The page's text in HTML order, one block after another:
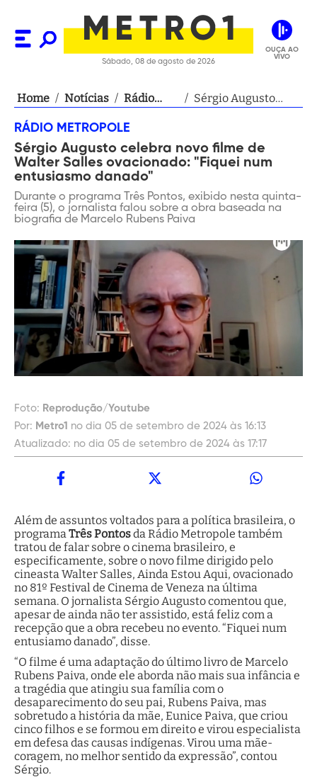
Sábado, 08 de agosto de 2026
OUÇA AO
VIVO
Home / Notícias / Rádio
/ Sérgio Augusto
ovacionado: "Fiquei
num entusiasmo
RÁDIO METROPOLE
Sérgio Augusto celebra novo filme de
Walter Salles ovacionado: "Fiquei num
entusiasmo danado"
Durante o programa Três Pontos, exibido nesta quinta-
feira (5), o jornalista falou sobre a obra baseada na
biografia de Marcelo Rubens Paiva
Foto: Reprodução/Youtube
Por: Metro1 no dia 05 de setembro de 2024 às 16:13
Atualizado: no dia 05 de setembro de 2024 às 17:17
Além de assuntos voltados para a política brasileira, o
programa Três Pontosda Rádio Metropole também
tratou de falar sobre o cinema brasileiro, e
especificamente, sobre o novo filme dirigido pelo
cineasta Walter Salles, Ainda Estou Aqui, ovacionado
no 81º Festival de Cinema de Veneza na última
semana. O jornalista Sérgio Augusto comentou que,
apesar de ainda não ter assistido, está feliz com a
recepção que a obra recebeu no evento. “Fiquei num
entusiamo danado”, disse.
“O filme é uma adaptação do último livro de Marcelo
Rubens Paiva, onde ele aborda não mais sua infância e
a tragédia que atingiu sua família com o
desaparecimento do seu pai, Rubens Paiva, mas
sobretudo a história da mãe, Eunice Paiva, que criou
cinco filhos e se formou em direito e virou especialista
em defesa das causas indígenas. Virou uma mãe-
coragem, no melhor sentido da expressão”, contou
Sérgio.